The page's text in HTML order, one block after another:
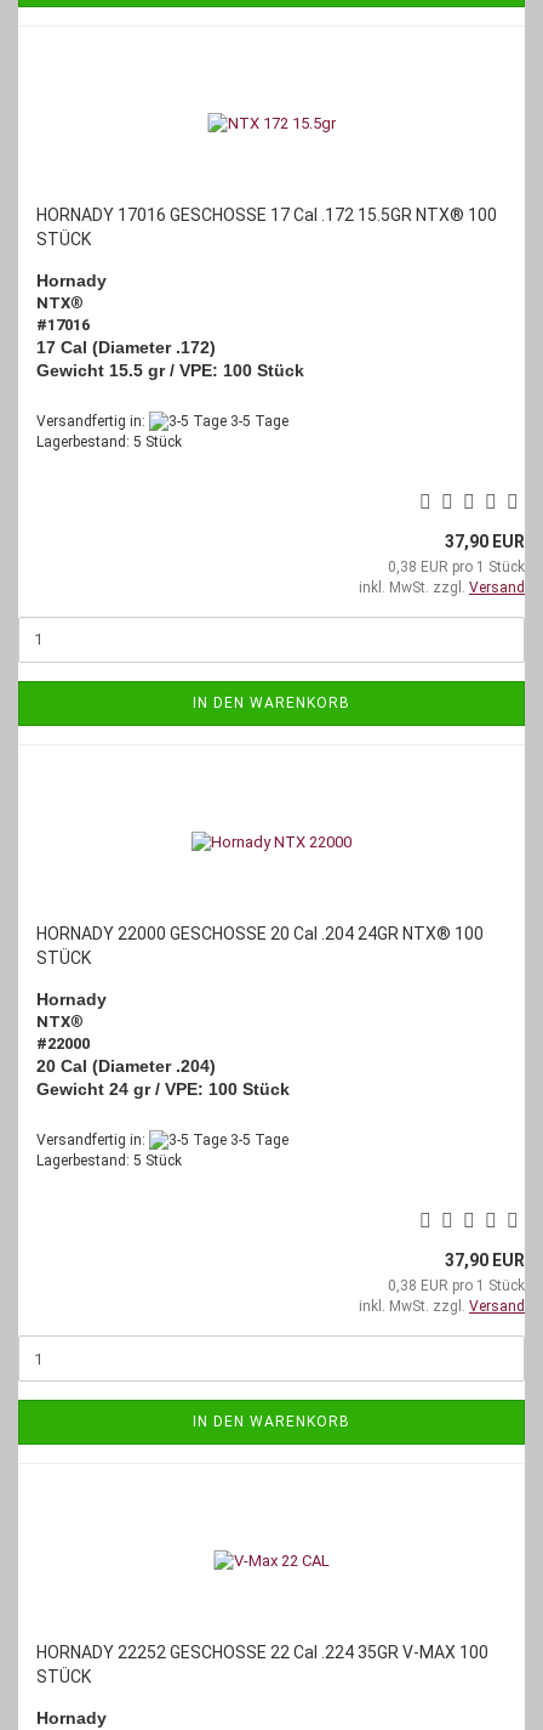
HORNADY 17016 GESCHOSSE 17 Cal .172 15.5GR NTX® 100
STÜCK
Hornady
NTX®
#17016
17 Cal (Diameter .172)
Gewicht 15.5 gr / VPE: 100 Stück
Versandfertig in:
3-5 Tage
Lagerbestand: 5 Stück
37,90 EUR
0,38 EUR pro 1 Stück
inkl. MwSt. zzgl. Versand
IN DEN WARENKORB
HORNADY 22000 GESCHOSSE 20 Cal .204 24GR NTX® 100
STÜCK
Hornady
NTX®
#22000
20 Cal (Diameter .204)
Gewicht 24 gr / VPE: 100 Stück
Versandfertig in:
3-5 Tage
Lagerbestand: 5 Stück
37,90 EUR
0,38 EUR pro 1 Stück
inkl. MwSt. zzgl. Versand
IN DEN WARENKORB
HORNADY 22252 GESCHOSSE 22 Cal .224 35GR V-MAX 100
STÜCK
Hornady